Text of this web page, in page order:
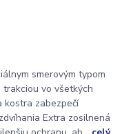
smerovým typom
trakciou vo všetkých
kostra zabezpečí
Extra zosilnená